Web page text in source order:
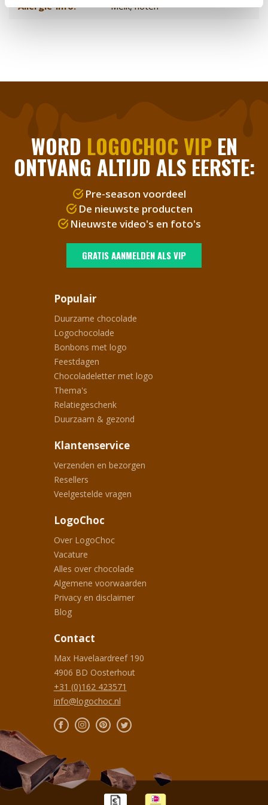
Allergie-info: Melk, noten
WORD LOGOCHOC VIPEN
ONTVANG ALTIJD ALS EERSTE:
Pre-season voordeel
De nieuwste producten
Nieuwste video's en foto's
GRATIS AANMELDEN ALS VIP
Populair
Duurzame chocolade
Logochocolade
Bonbons met logo
Feestdagen
Chocoladeletter met logo
Thema's
Relatiegeschenk
Duurzaam & gezond
Klantenservice
Verzenden en bezorgen
Resellers
Veelgestelde vragen
LogoChoc
Over LogoChoc
Vacature
Alles over chocolade
Algemene voorwaarden
Privacy en disclaimer
Blog
Contact
Max Havelaardreef 190
4906 BD Oosterhout
+31 (0)162 423571
info@logochoc.nl